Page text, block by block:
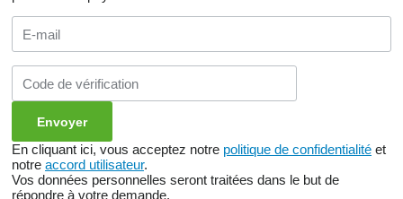
En cliquant ici, vous acceptez notre politique de confidentialité et
notre accord utilisateur.
Vos données personnelles seront traitées dans le but de
répondre à votre demande.